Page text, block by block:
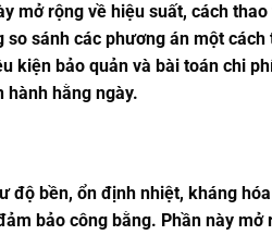
mở rộng về hiệu suất, cách
sánh các phương án một
kiện bảo quản và bài toán chi
hành hằng ngày.
độ bền, ổn định nhiệt, kháng
bảo công bằng. Phần này mở